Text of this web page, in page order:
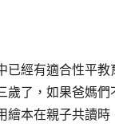
已經有適合性平
歲了，如果爸媽
繪本在親子共讀時